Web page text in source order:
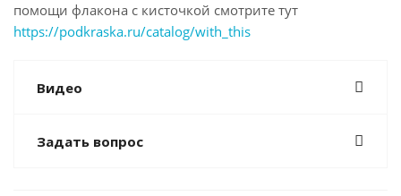
помощи флакона с кисточкой смотрите тут
https://podkraska.ru/catalog/with_this
Видео
Задать вопрос